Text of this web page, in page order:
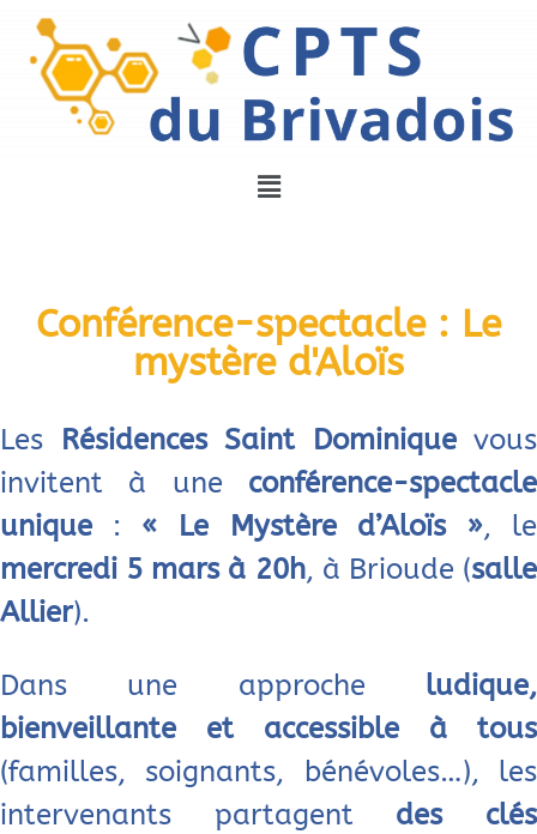
Conférence-spectacle : Le
mystère d'Aloïs
Les Résidences Saint Dominiquevous
invitent à une conférence-spectacle
unique : « Le Mystère d’Aloïs », le
mercredi 5 mars à 20h, à Brioude (salle
Allier).
Dans une approche ludique,
bienveillante et accessible à tous
(familles, soignants, bénévoles…), les
intervenants partagent des clés